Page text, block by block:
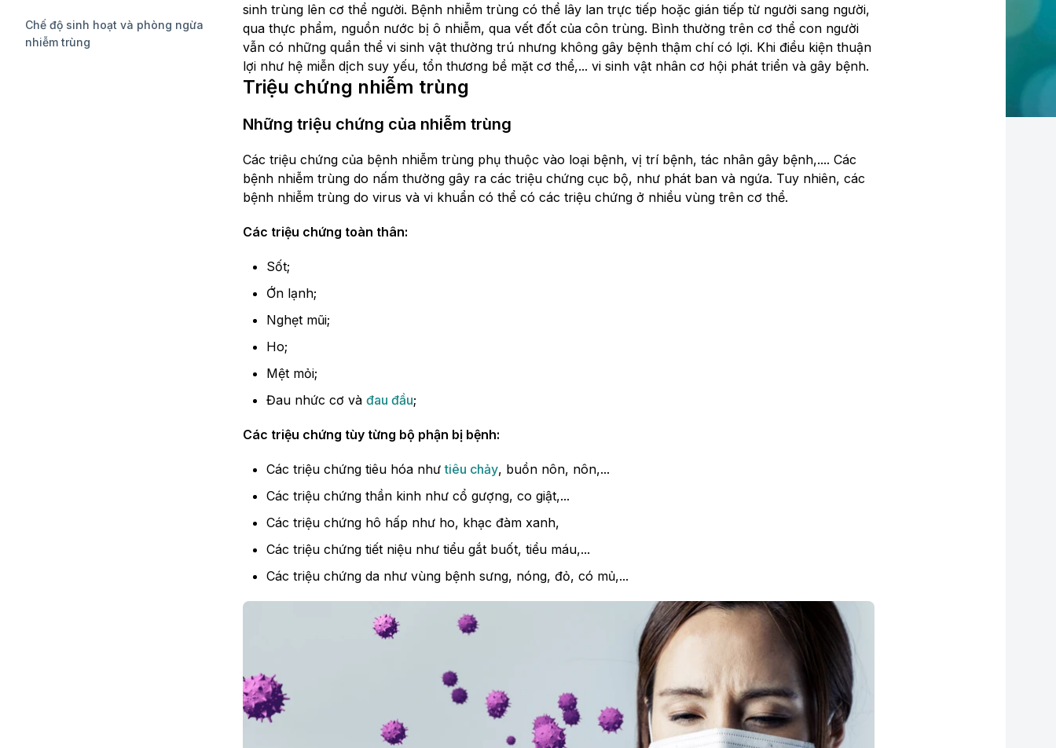
Chế độ sinh hoạt và phòng ngừa
nhiễm trùng
sinh trùng lên cơ thể người. Bệnh nhiễm trùng có thể lây lan trực tiếp hoặc gián tiếp từ người sang người,
qua thực phẩm, nguồn nước bị ô nhiễm, qua vết đốt của côn trùng. Bình thường trên cơ thể con người
vẫn có những quần thể vi sinh vật thường trú nhưng không gây bệnh thậm chí có lợi. Khi điều kiện thuận
lợi như hệ miễn dịch suy yếu, tổn thương bề mặt cơ thể,... vi sinh vật nhân cơ hội phát triển và gây bệnh.
Triệu chứng nhiễm trùng
Những triệu chứng của nhiễm trùng
Các triệu chứng của bệnh nhiễm trùng phụ thuộc vào loại bệnh, vị trí bệnh, tác nhân gây bệnh,.... Các
bệnh nhiễm trùng do nấm thường gây ra các triệu chứng cục bộ, như phát ban và ngứa. Tuy nhiên, các
bệnh nhiễm trùng do virus và vi khuẩn có thể có các triệu chứng ở nhiều vùng trên cơ thể.
Các triệu chứng toàn thân:
Sốt;
Ớn lạnh;
Nghẹt mũi;
Ho;
Mệt mỏi;
Đau nhức cơ và đau đầu;
Các triệu chứng tùy từng bộ phận bị bệnh:
Các triệu chứng tiêu hóa nhưtiêu chảy, buồn nôn, nôn,...
Các triệu chứng thần kinh như cổ gượng, co giật,...
Các triệu chứng hô hấp như ho, khạc đàm xanh,
Các triệu chứng tiết niệu như tiểu gắt buốt, tiểu máu,...
Các triệu chứng da như vùng bệnh sưng, nóng, đỏ, có mủ,...